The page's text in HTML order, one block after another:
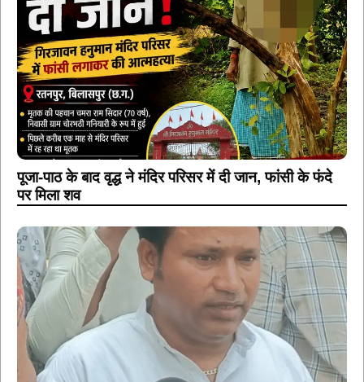
पूजा-पाठ के बाद वृद्ध ने मंदिर परिसर में दी जान, फांसी के फंदे
पर मिला शव